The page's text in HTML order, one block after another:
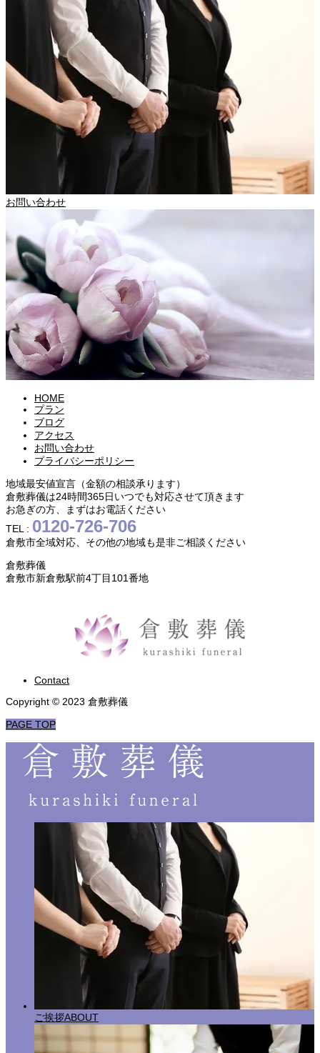
お問い合わせ
HOME
プラン
ブログ
アクセス
お問い合わせ
プライバシーポリシー
地域最安値宣言（金額の相談承ります）
倉敷葬儀は24時間365日いつでも対応させて頂きます
お急ぎの方、まずはお電話ください
TEL : 0120-726-706
倉敷市全域対応、その他の地域も是非ご相談ください
倉敷葬儀
倉敷市新倉敷駅前4丁目101番地
Contact
Copyright © 2023 倉敷葬儀
PAGE TOP
ご挨拶ABOUT